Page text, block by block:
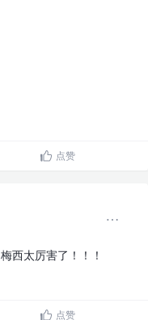
点赞
梅西太厉害了！！！
点赞